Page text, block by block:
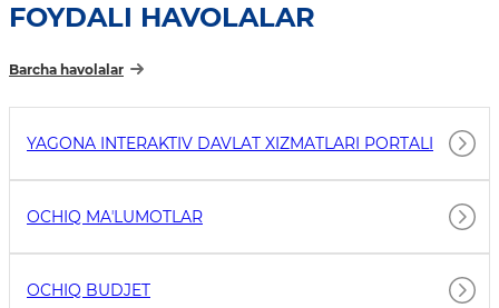
FOYDALI HAVOLALAR
Barcha havolalar
YAGONA INTERAKTIV DAVLAT XIZMATLARI PORTALI
OCHIQ MAʼLUMOTLAR
OCHIQ BUDJET